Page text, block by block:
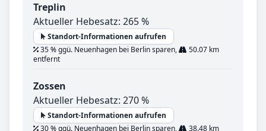
Treplin
Aktueller Hebesatz: 265 %
Standort-Informationen aufrufen
35 % ggü. Neuenhagen bei Berlin sparen,
50.07 km
entfernt
Zossen
Aktueller Hebesatz: 270 %
Standort-Informationen aufrufen
30 % ggü. Neuenhagen bei Berlin sparen,
38.48 km